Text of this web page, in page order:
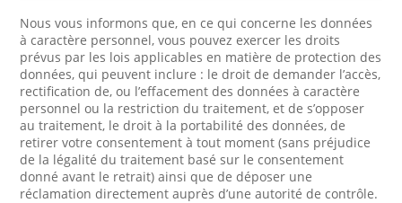
Nous vous informons que, en ce qui concerne les données
à caractère personnel, vous pouvez exercer les droits
prévus par les lois applicables en matière de protection des
données, qui peuvent inclure : le droit de demander l’accès,
rectification de, ou l’effacement des données à caractère
personnel ou la restriction du traitement, et de s’opposer
au traitement, le droit à la portabilité des données, de
retirer votre consentement à tout moment (sans préjudice
de la légalité du traitement basé sur le consentement
donné avant le retrait) ainsi que de déposer une
réclamation directement auprès d’une autorité de contrôle.